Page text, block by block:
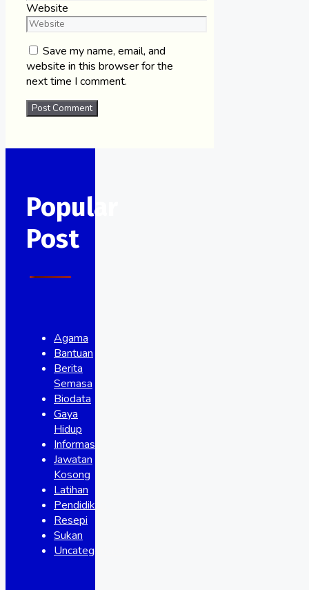
Website
Save my name, email, and
website in this browser for the
next time I comment.
Popular
Post
Agama
Bantuan
Berita
Semasa
Biodata
Gaya
Hidup
Informasi
Jawatan
Kosong
Latihan
Pendidikan
Resepi
Sukan
Uncategorized